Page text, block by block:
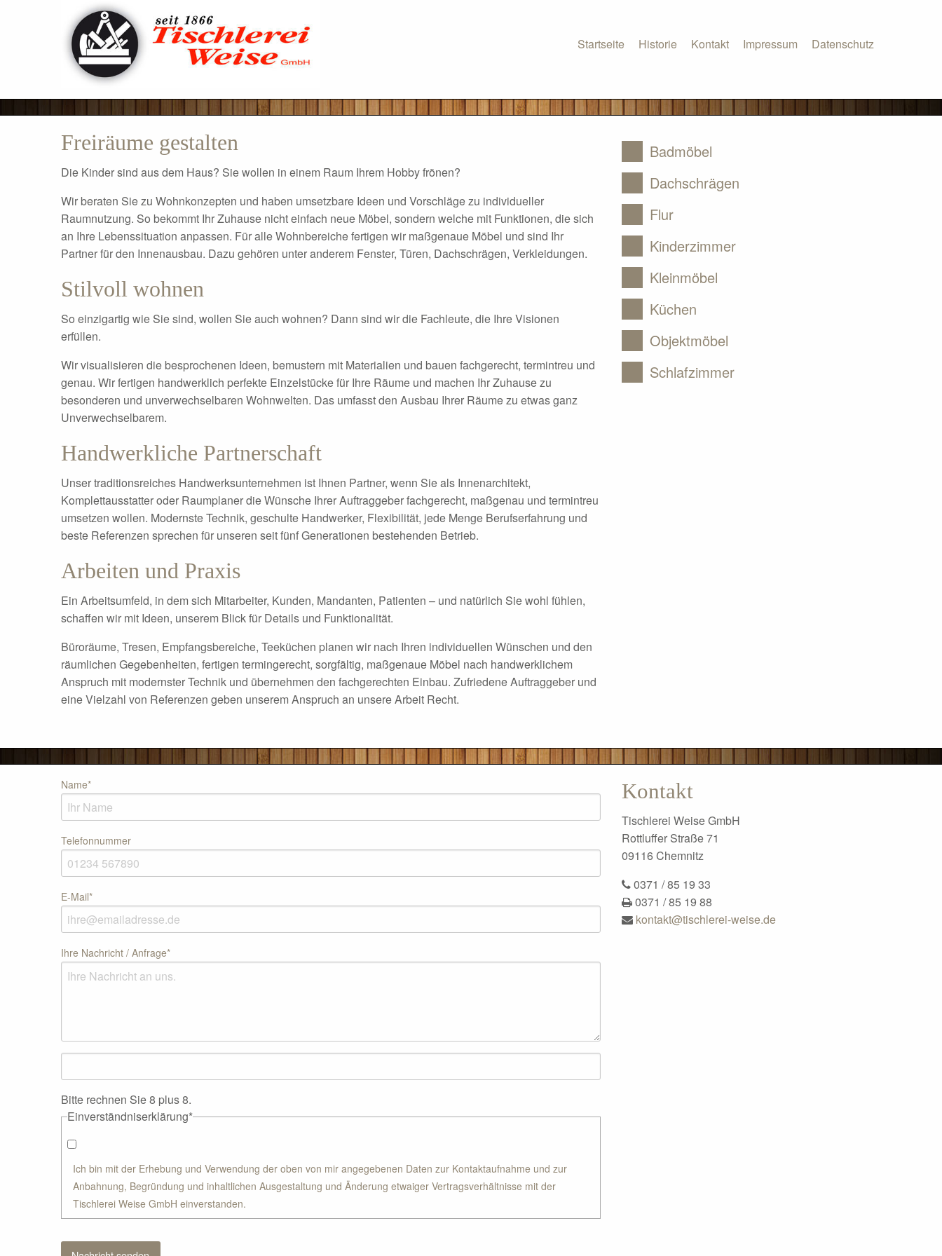
Startseite Historie Kontakt Impressum Datenschutz
Freiräume gestalten
Die Kinder sind aus dem Haus? Sie wollen in einem Raum Ihrem Hobby frönen?
Wir beraten Sie zu Wohnkonzepten und haben umsetzbare Ideen und Vorschläge zu individueller
Raumnutzung. So bekommt Ihr Zuhause nicht einfach neue Möbel, sondern welche mit Funktionen, die sich
an Ihre Lebenssituation anpassen. Für alle Wohnbereiche fertigen wir maßgenaue Möbel und sind Ihr
Partner für den Innenausbau. Dazu gehören unter anderem Fenster, Türen, Dachschrägen, Verkleidungen.
Stilvoll wohnen
So einzigartig wie Sie sind, wollen Sie auch wohnen? Dann sind wir die Fachleute, die Ihre Visionen
erfüllen.
Wir visualisieren die besprochenen Ideen, bemustern mit Materialien und bauen fachgerecht, termintreu und
genau. Wir fertigen handwerklich perfekte Einzelstücke für Ihre Räume und machen Ihr Zuhause zu
besonderen und unverwechselbaren Wohnwelten. Das umfasst den Ausbau Ihrer Räume zu etwas ganz
Unverwechselbarem.
Handwerkliche Partnerschaft
Unser traditionsreiches Handwerksunternehmen ist Ihnen Partner, wenn Sie als Innenarchitekt,
Komplettausstatter oder Raumplaner die Wünsche Ihrer Auftraggeber fachgerecht, maßgenau und termintreu
umsetzen wollen. Modernste Technik, geschulte Handwerker, Flexibilität, jede Menge Berufserfahrung und
beste Referenzen sprechen für unseren seit fünf Generationen bestehenden Betrieb.
Arbeiten und Praxis
Ein Arbeitsumfeld, in dem sich Mitarbeiter, Kunden, Mandanten, Patienten – und natürlich Sie wohl fühlen,
schaffen wir mit Ideen, unserem Blick für Details und Funktionalität.
Büroräume, Tresen, Empfangsbereiche, Teeküchen planen wir nach Ihren individuellen Wünschen und den
räumlichen Gegebenheiten, fertigen termingerecht, sorgfältig, maßgenaue Möbel nach handwerklichem
Anspruch mit modernster Technik und übernehmen den fachgerechten Einbau. Zufriedene Auftraggeber und
eine Vielzahl von Referenzen geben unserem Anspruch an unsere Arbeit Recht.
Badmöbel
Dachschrägen
Flur
Kinderzimmer
Kleinmöbel
Küchen
Objektmöbel
Schlafzimmer
Name*
Telefonnummer
E-Mail*
Ihre Nachricht / Anfrage*
Bitte rechnen Sie 8 plus 8.
Einverständniserklärung*
Ich bin mit der Erhebung und Verwendung der oben von mir angegebenen Daten zur Kontaktaufnahme und zur
Anbahnung, Begründung und inhaltlichen Ausgestaltung und Änderung etwaiger Vertragsverhältnisse mit der
Tischlerei Weise GmbH einverstanden.
Kontakt
Tischlerei Weise GmbH
Rottluffer Straße 71
09116 Chemnitz
0371 / 85 19 33
0371 / 85 19 88
kontakt@tischlerei-weise.de